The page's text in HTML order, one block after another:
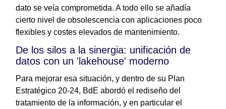
dato se veía comprometida. A todo ello se añadía
cierto nivel de obsolescencia con aplicaciones poco
flexibles y costes elevados de mantenimiento.
De los silos a la sinergia: unificación de
datos con un 'lakehouse' moderno
Para mejorar esa situación, y dentro de su Plan
Estratégico 20-24, BdE abordó el rediseño del
tratamiento de la información, y en particular el